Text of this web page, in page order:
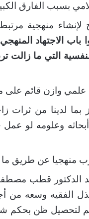
بسبب الفارق
لإنشاء منهجية
باب الاجتهاد
التي ما زالت
وازن قائم على
بما لدينا من ثرات
وعلومه لو
منهجيا عن طريق ما
الدكتور قطب
بذل الفقيه وسعه
لتحصيل ظن بحكم